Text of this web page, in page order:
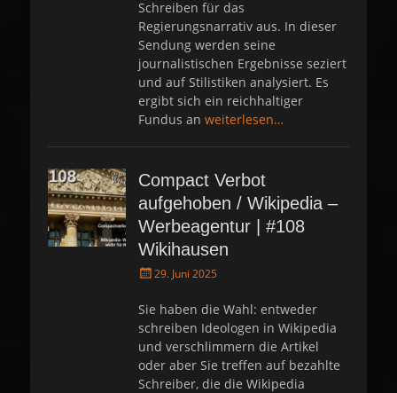
Schreiben für das
Regierungsnarrativ aus. In dieser
Sendung werden seine
journalistischen Ergebnisse seziert
und auf Stilistiken analysiert. Es
ergibt sich ein reichhaltiger
Fundus an weiterlesen…
Compact Verbot
aufgehoben / Wikipedia –
Werbeagentur | #108
Wikihausen
P
s
e
d
o
n
29. Juni 2025
Sie haben die Wahl: entweder
schreiben Ideologen in Wikipedia
und verschlimmern die Artikel
oder aber Sie treffen auf bezahlte
Schreiber, die die Wikipedia